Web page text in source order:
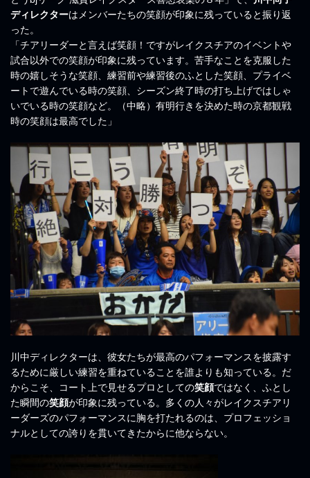
ディレクターはメンバーたちの笑顔が印象に残っていると振り返
った。
「チアリーダーと言えば笑顔！ですがレイクスチアのイベントや
試合以外での笑顔が印象に残っています。苦手なことを克服した
時の嬉しそうな笑顔、練習前や練習後のふとした笑顔、プライベ
ートで遊んでいる時の笑顔、シーズン終了時の打ち上げではしゃ
いでいる時の笑顔など。（中略）有明行きを決めた時の京都観戦
時の笑顔は最高でした」
川中ディレクターは、彼女たちが最高のパフォーマンスを披露す
るために厳しい練習を重ねていることを誰よりも知っている。だ
からこそ、コート上で見せるプロとしての笑顔ではなく、ふとし
た瞬間の笑顔が印象に残っている。多くの人々がレイクスチアリ
ーダーズのパフォーマンスに胸を打たれるのは、プロフェッショ
ナルとしての誇りを貫いてきたからに他ならない。